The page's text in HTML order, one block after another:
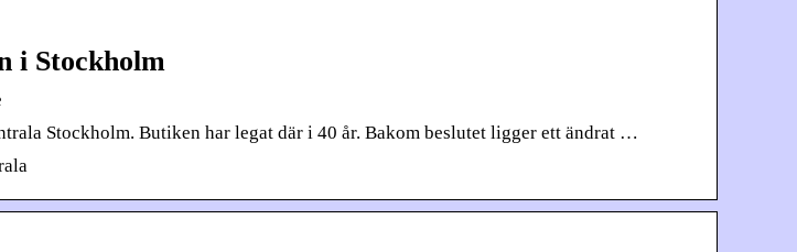
i Stockholm
Stockholm. Butiken har legat där i 40 år. Bakom beslutet ligger ett ändrat …